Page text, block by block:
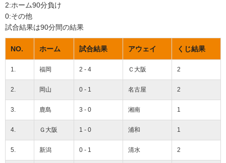
2:ホーム90分負け
0:その他
試合結果は90分間の結果
NO. ホーム 試合結果 アウェイ くじ結果
1. 福岡 2 - 4 Ｃ大阪 2
2. 岡山 0 - 1 名古屋 2
3. 鹿島 3 - 0 湘南 1
4. Ｇ大阪 1 - 0 浦和 1
5. 新潟 0 - 1 清水 2